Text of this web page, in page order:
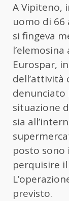
A Vipiteno,
uomo di 66
si fingeva
Eurospar,
dell’attività
denunciato
situazione
sia
posto
perquisire
previsto.